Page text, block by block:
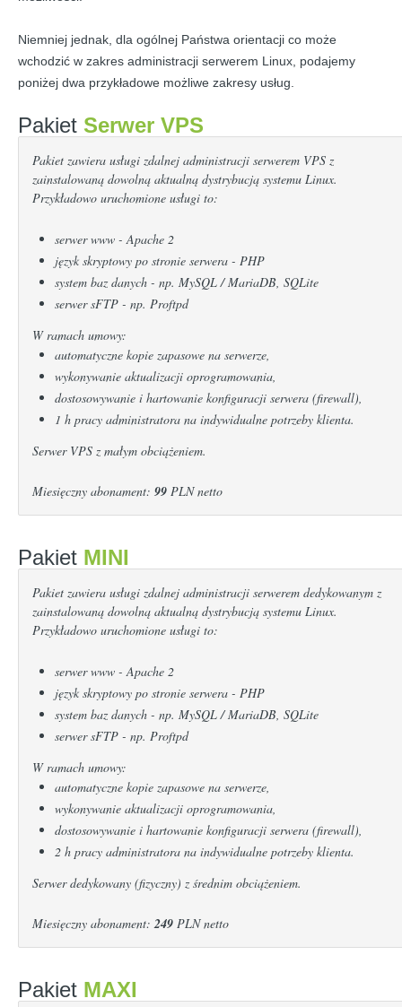
Niemniej jednak, dla ogólnej Państwa orientacji co może
wchodzić w zakres administracji serwerem Linux, podajemy
poniżej dwa przykładowe możliwe zakresy usług.
Pakiet Serwer VPS
Pakiet zawiera usługi zdalnej administracji serwerem VPS z
zainstalowaną dowolną aktualną dystrybucją systemu Linux.
Przykładowo uruchomione usługi to:
serwer www - Apache 2
język skryptowy po stronie serwera - PHP
system baz danych - np. MySQL / MariaDB, SQLite
serwer sFTP - np. Proftpd
W ramach umowy:
automatyczne kopie zapasowe na serwerze,
wykonywanie aktualizacji oprogramowania,
dostosowywanie i hartowanie konfiguracji serwera (firewall),
1 h pracy administratora na indywidualne potrzeby klienta.
Serwer VPS z małym obciążeniem.
Miesięczny abonament: 99 PLN netto
Pakiet MINI
Pakiet zawiera usługi zdalnej administracji serwerem dedykowanym z
zainstalowaną dowolną aktualną dystrybucją systemu Linux.
Przykładowo uruchomione usługi to:
serwer www - Apache 2
język skryptowy po stronie serwera - PHP
system baz danych - np. MySQL / MariaDB, SQLite
serwer sFTP - np. Proftpd
W ramach umowy:
automatyczne kopie zapasowe na serwerze,
wykonywanie aktualizacji oprogramowania,
dostosowywanie i hartowanie konfiguracji serwera (firewall),
2 h pracy administratora na indywidualne potrzeby klienta.
Serwer dedykowany (fizyczny) z średnim obciążeniem.
Miesięczny abonament:249 PLN netto
Pakiet MAXI